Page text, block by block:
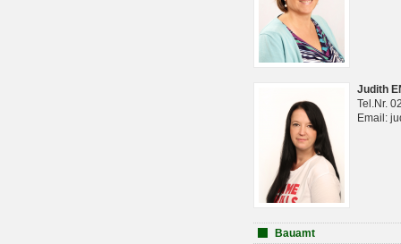
Judith
Tel.Nr.
Email:
Bauamt